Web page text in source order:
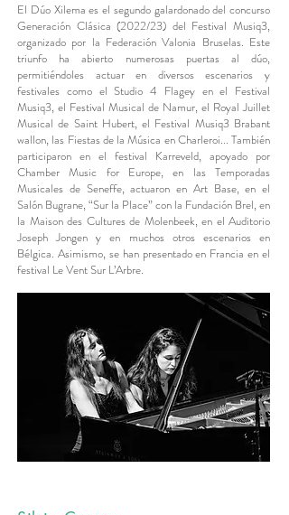
El Dúo Xilema es el segundo galardonado del concurso
Generación Clásica (2022/23) del Festival Musiq3,
organizado por la Federación Valonia Bruselas. Este
triunfo ha abierto numerosas puertas al dúo,
permitiéndoles actuar en diversos escenarios y
festivales como el Studio 4 Flagey en el Festival
Musiq3, el Festival Musical de Namur, el Royal Juillet
Musical de Saint Hubert, el Festival Musiq3 Brabant
wallon, las Fiestas de la Música en Charleroi... También
participaron en el festival Karreveld, apoyado por
Chamber Music for Europe, en las Temporadas
Musicales de Seneffe, actuaron en Art Base, en el
Salón Bugrane, “Sur la Place” con la Fundación Brel, en
la Maison des Cultures de Molenbeek, en el Auditorio
Joseph Jongen y en muchos otros escenarios en
Bélgica. Asimismo, se han presentado en Francia en el
festival Le Vent Sur L’Arbre.